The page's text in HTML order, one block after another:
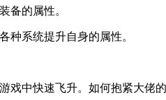
备的属性。
种系统提升自身的属性。
戏中快速飞升。如何抱紧大佬